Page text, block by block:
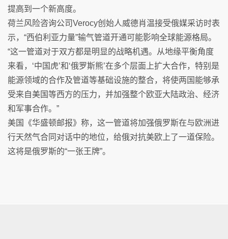
提高到一个新高度。
荷兰风险咨询公司Verocy创始人威德肖温接受俄媒采访时表
示，“西伯利亚力量”输气管道开通可能影响全球能源格局。
“这一管道对于双方都是明显的战略机遇。从地缘平衡角度
来看，‘中国虎’和‘俄罗斯熊’在多个层面上扩大合作，特别是
能源领域的合作及管道等基础设施的整合，将使两国能够承
受来自美国等西方的压力，并加强整个欧亚大陆政治、经济
和军事合作。”
美国《华盛顿邮报》称，这一管道将加强俄罗斯在与欧洲进
行天然气合同对话中的地位，给俄对抗美欧上了一道保险。
这将是俄罗斯的“一张王牌”。